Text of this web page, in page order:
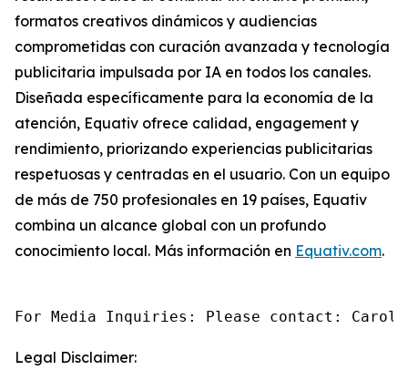
formatos creativos dinámicos y audiencias
comprometidas con curación avanzada y tecnología
publicitaria impulsada por IA en todos los canales.
Diseñada específicamente para la economía de la
atención, Equativ ofrece calidad, engagement y
rendimiento, priorizando experiencias publicitarias
respetuosas y centradas en el usuario. Con un equipo
de más de 750 profesionales en 19 países, Equativ
combina un alcance global con un profundo
conocimiento local. Más información en Equativ.com.
For Media Inquiries: Please contact:
Legal Disclaimer: